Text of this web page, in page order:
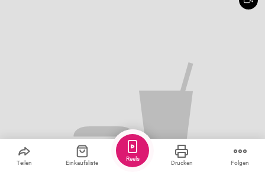
Teilen Einkaufsliste Drucken Folgen
Reels